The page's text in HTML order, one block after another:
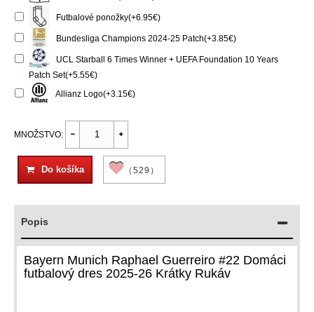
Futbalové ponožky(+6.95€)
Bundesliga Champions 2024-25 Patch(+3.85€)
UCL Starball 6 Times Winner + UEFA Foundation 10 Years
Patch Set(+5.55€)
Allianz Logo(+3.15€)
MNOŽSTVO:
Do košíka （529）
Popis
Bayern Munich Raphael Guerreiro #22 Domáci
futbalový dres 2025-26 Krátky Rukáv